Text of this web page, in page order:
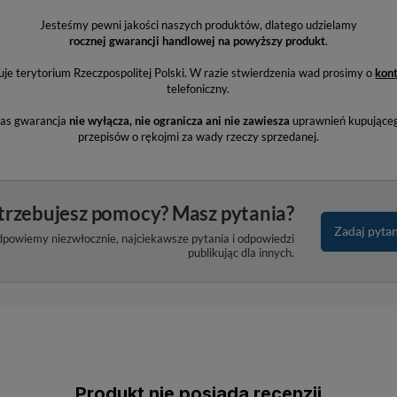
Jesteśmy pewni jakości naszych produktów, dlatego udzielamy
rocznej gwarancji handlowej na powyższy produkt.
terytorium Rzeczpospolitej Polski. W razie stwierdzenia wad prosimy o
telefoniczny.
gwarancja nie wyłącza, nie ogranicza ani nie zawiesza uprawnień
przepisów o rękojmi za wady rzeczy sprzedanej.
pomocy? Masz pytania?
niezwłocznie, najciekawsze pytania i odpowiedzi
publikując dla innych.
Zadaj